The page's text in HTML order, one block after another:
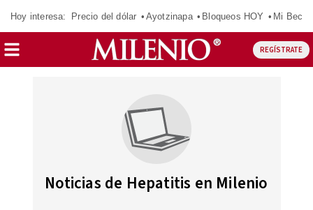
Hoy interesa: Precio del dólar Ayotzinapa Bloqueos HOY Mi Beca
REGÍSTRATE
Noticias de Hepatitis en Milenio